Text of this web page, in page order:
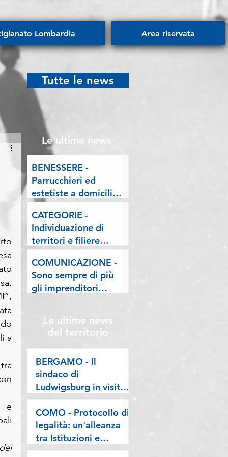
Lombardia Area riservata
a
e
Tutte le news
Le ultime news
BENESSERE -
Parrucchieri ed
estetiste a domicilio.
Esposto delle
Associazioni artigiane
lombarde: "Le regole
valgano per tutti"
CATEGORIE -
Individuazione di
territori e filiere
pilota nell'ambito del
"Programma V.E.R.A.
– Ecodesign etico e
valorizzazione delle
COMUNICAZIONE -
Sono sempre di più
gli imprenditori
Lombardia, la nostra
riflessione sulla
stampa
Le ultime news
del territorio
BERGAMO - Il
sindaco di
Ludwigsburg in visita
a Confartigianato
Bergamo: si rafforza
una collaborazione
lunga oltre vent’anni
COMO - Protocollo di
legalità: un'alleanza
tra Istituzioni e
imprese per difendere